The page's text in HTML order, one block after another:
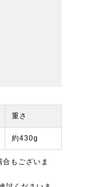
重さ
約430g
もございま